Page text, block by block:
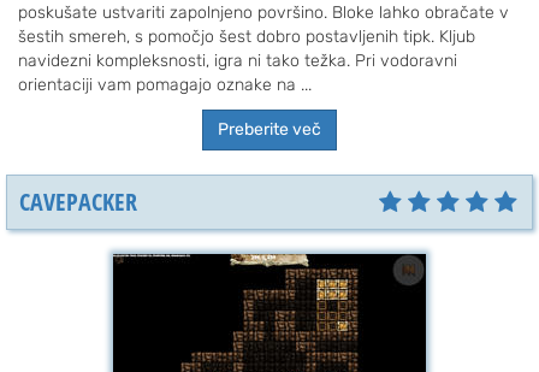
poskušate ustvariti zapolnjeno površino. Bloke lahko obračate v
šestih smereh, s pomočjo šest dobro postavljenih tipk. Kljub
navidezni kompleksnosti, igra ni tako težka. Pri vodoravni
orientaciji vam pomagajo oznake na ...
Preberite več
CAVEPACKER